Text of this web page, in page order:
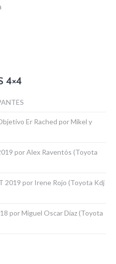
4×4
Er Rached por Mikel y
por Alex Raventós (Toyota
2019 por Irene Rojo (Toyota Kdj
por Miguel Oscar Díaz (Toyota